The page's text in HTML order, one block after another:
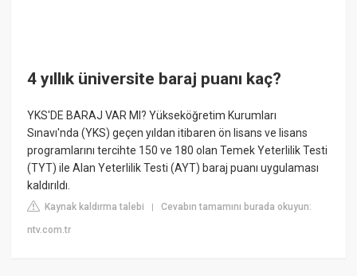
4 yıllık üniversite baraj puanı kaç?
YKS'DE BARAJ VAR MI? Yükseköğretim Kurumları
Sınavı'nda (YKS) geçen yıldan itibaren ön lisans ve lisans
programlarını tercihte 150 ve 180 olan Temek Yeterlilik Testi
(TYT) ile Alan Yeterlilik Testi (AYT) baraj puanı uygulaması
kaldırıldı.
Kaynak kaldırma talebi |Cevabın tamamını burada okuyun:
ntv.com.tr